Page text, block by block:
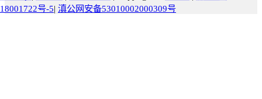
18001722号-5| 滇公网安备53010002000309号